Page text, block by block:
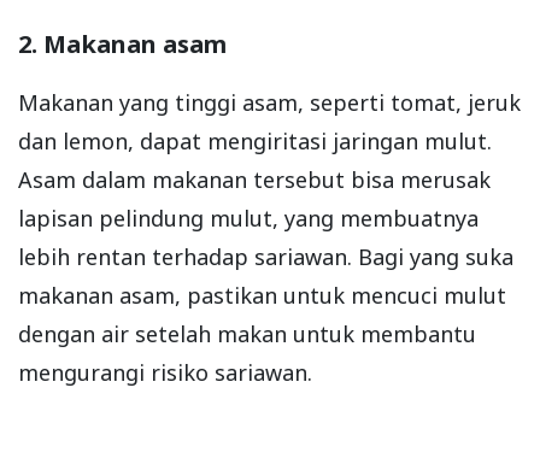
2. Makanan asam
Makanan yang tinggi asam, seperti tomat, jeruk
dan lemon, dapat mengiritasi jaringan mulut.
Asam dalam makanan tersebut bisa merusak
lapisan pelindung mulut, yang membuatnya
lebih rentan terhadap sariawan. Bagi yang suka
makanan asam, pastikan untuk mencuci mulut
dengan air setelah makan untuk membantu
mengurangi risiko sariawan.